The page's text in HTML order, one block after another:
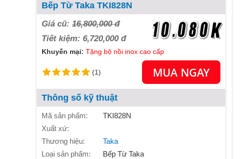
Bếp Từ Taka TKI828N
Giá cũ: 16,800,000 đ
Tiết kiệm: 6,720,000 đ
Khuyến mại: Tặng bộ nồi inox cao cấp
MUA NGAY
(1)
Thông số kỹ thuật
Mã sản phẩm:
TKI828N
Xuất xứ:
Thương hiệu:
Taka
Loại sản phẩm:
Bếp Từ Taka